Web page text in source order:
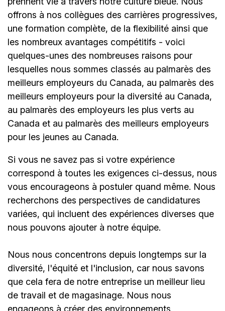
offrons à nos collègues des carrières progressives,
une formation complète, de la flexibilité ainsi que
les nombreux avantages compétitifs - voici
quelques-unes des nombreuses raisons pour
lesquelles nous sommes classés au palmarès des
meilleurs employeurs du Canada, au palmarès des
meilleurs employeurs pour la diversité au Canada,
au palmarès des employeurs les plus verts au
Canada et au palmarès des meilleurs employeurs
pour les jeunes au Canada.
Si vous ne savez pas si votre expérience
correspond à toutes les exigences ci-dessus, nous
vous encourageons à postuler quand même. Nous
recherchons des perspectives de candidatures
variées, qui incluent des expériences diverses que
nous pouvons ajouter à notre équipe.
Nous nous concentrons depuis longtemps sur la
diversité, l'équité et l'inclusion, car nous savons
que cela fera de notre entreprise un meilleur lieu
de travail et de magasinage. Nous nous